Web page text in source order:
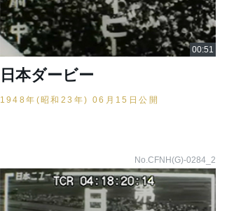
日本ダービー
1948年(昭和23年) 06月15日公開
No.CFNH(G)-0284_2